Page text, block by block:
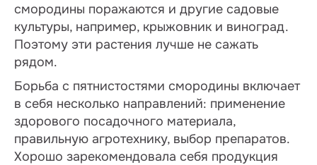
смородины поражаются и другие садовые
культуры, например, крыжовник и виноград.
Поэтому эти растения лучше не сажать
рядом.
Борьба с пятнистостями смородины включает
в себя несколько направлений: применение
здорового посадочного материала,
правильную агротехнику, выбор препаратов.
Хорошо зарекомендовала себя продукция